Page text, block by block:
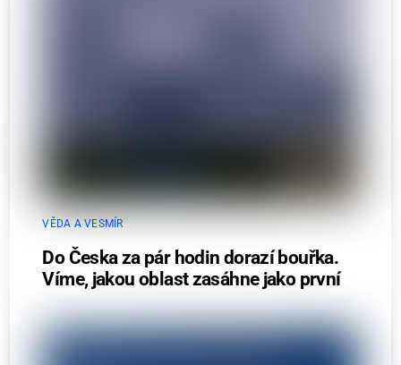
VĚDA A VESMÍR
Do Česka za pár hodin dorazí bouřka.
Víme, jakou oblast zasáhne jako první